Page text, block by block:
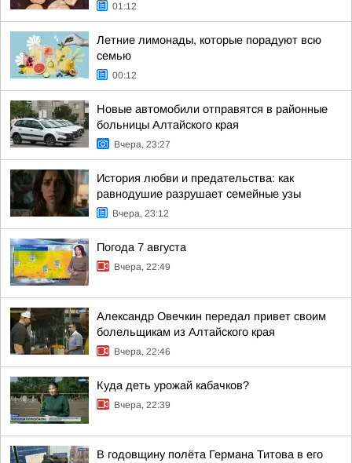
01:12
Летние лимонады, которые порадуют всю
семью
00:12
Новые автомобили отправятся в районные
больницы Алтайского края
Вчера, 23:27
История любви и предательства: как
равнодушие разрушает семейные узы
Вчера, 23:12
Погода 7 августа
Вчера, 22:49
Александр Овечкин передал привет своим
болельщикам из Алтайского края
Вчера, 22:46
Куда деть урожай кабачков?
Вчера, 22:39
В годовщину полёта Германа Титова в его